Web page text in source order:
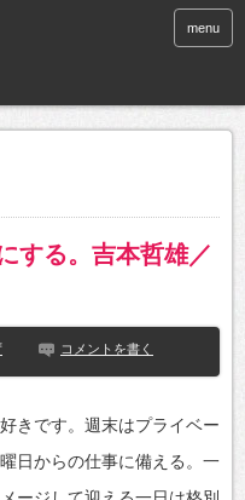
menu
する。吉本哲雄／
コメントを書く
きです。週末はプライベー
日からの仕事に備える。一